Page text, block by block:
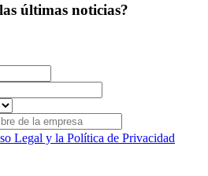
últimas noticias?
Legal y la Política de Privacidad